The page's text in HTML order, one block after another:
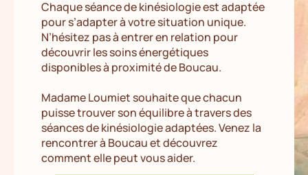
Chaque séance de kinésiologie est adaptée
pour s’adapter à votre situation unique.
N’hésitez pas à entrer en relation pour
découvrir les soins énergétiques
disponibles à proximité de Boucau.
Madame Loumiet souhaite que chacun
puisse trouver son équilibre à travers des
séances de kinésiologie adaptées. Venez la
rencontrer à Boucau et découvrez
comment elle peut vous aider.